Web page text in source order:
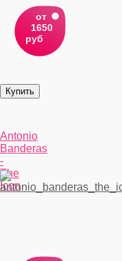
от
1650
руб
Antonio
Banderas
-
The
Icon